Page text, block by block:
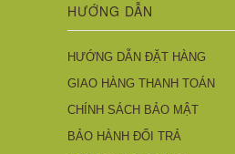
HƯỚNG DẪN
HƯỚNG DẪN ĐẶT HÀNG
GIAO HÀNG THANH TOÁN
CHÍNH SÁCH BẢO MẬT
BẢO HÀNH ĐỔI TRẢ